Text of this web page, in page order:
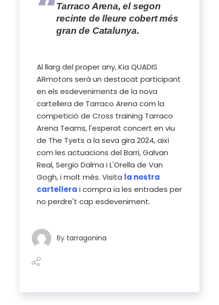
Tarraco Arena, el segon
recinte de lleure cobert més
gran de Catalunya.
Al llarg del proper any, Kia QUADIS
ARmotors serà un destacat participant
en els esdeveniments de la nova
cartellera de Tarraco Arena com la
competició de Cross training Tarraco
Arena Teams, l'esperat concert en viu
de The Tyets a la seva gira 2024, així
com les actuacions del Barri, Galvan
Real, Sergio Dalma i L'Orella de Van
Gogh, i molt més.Visita la nostra
cartellera i compra ia les entrades per
no perdre't cap esdeveniment.
By tarragonina